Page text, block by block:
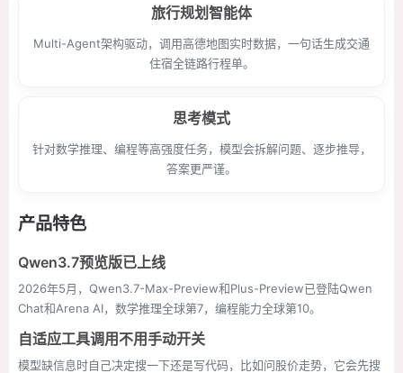
旅行规划智能体
Multi-Agent架构驱动，调用高德地图实时数据，一句话生成交通
住宿全链路行程单。
思考模式
针对数学推理、编程等高强度任务，模型会拆解问题、逐步推导，
答案更严谨。
产品特色
Qwen3.7预览版已上线
2026年5月，Qwen3.7-Max-Preview和Plus-Preview已登陆Qwen
Chat和Arena AI，数学推理全球第7，编程能力全球第10。
自适应工具调用不用手动开关
模型缺信息时自己决定搜一下还是写代码，比如问股价走势，它会先搜